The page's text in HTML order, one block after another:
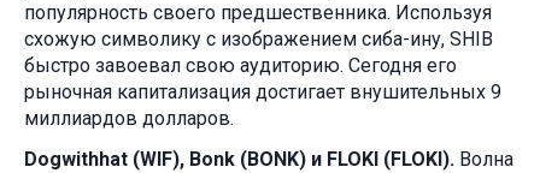
популярность своего предшественника. Используя
схожую символику с изображением сиба-ину, SHIB
быстро завоевал свою аудиторию. Сегодня его
рыночная капитализация достигает внушительных 9
миллиардов долларов.
Dogwithhat (WIF), Bonk (BONK) и FLOKI (FLOKI). Волна